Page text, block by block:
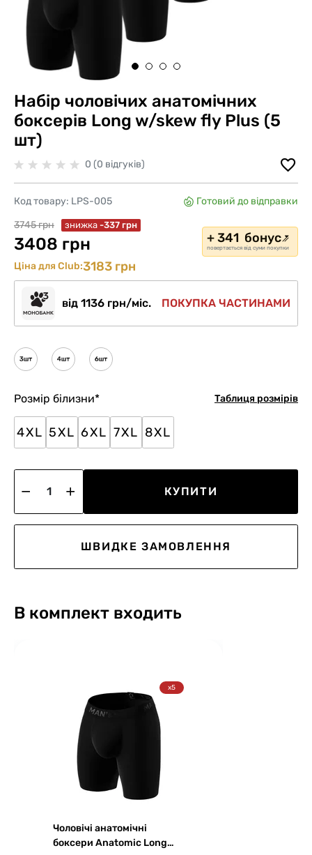
Набір чоловічих анатомічних
боксерів Long w/skew fly Plus (5
шт)
0 (0 відгуків)
Код товару: LPS-005
Готовий до відправки
3745 грн
знижка -337 грн
3408 грн + 341 бонус
повертається від суми покупки
Ціна для Club:3183 грн
від 1136 грн/міс. ПОКУПКА ЧАСТИНАМИ
Таблиця розмірів
Розмір білизни*
4XL 5XL 6XL 7XL 8XL
КУПИТИ
ШВИДКЕ ЗАМОВЛЕННЯ
В комплект входить
x5
Чоловічі анатомічні
боксери Anatomic Long